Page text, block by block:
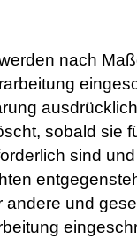
nach
sobald sie
sind
andere und